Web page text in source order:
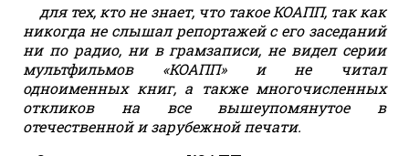
для тех, кто не знает, что такое КОАПП, так как
никогда не слышал репортажей с его заседаний
ни по радио, ни в грамзаписи, не видел серии
мультфильмов «КОАПП» и не читал
одноименных книг, а также многочисленных
откликов на все вышеупомянутое в
отечественной и зарубежной печати.